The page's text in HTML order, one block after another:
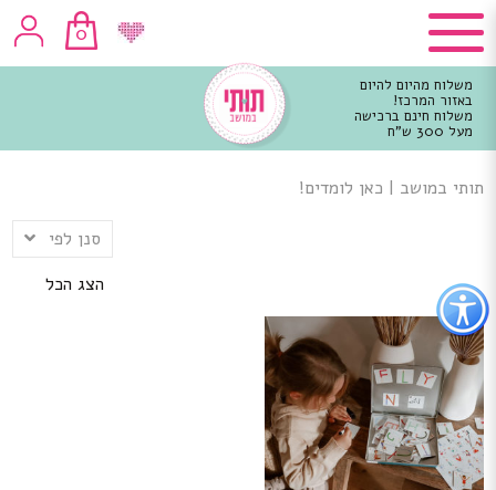
כפתור
לפתיחת
תפריט
נגישות
0
משלוח מהיום להיום
באזור המרכז!
משלוח חינם ברכישה
מעל 300 ש"ח
מרכזי
תותי במושב | כאן לומדים!
סנן לפי
הצג הכל